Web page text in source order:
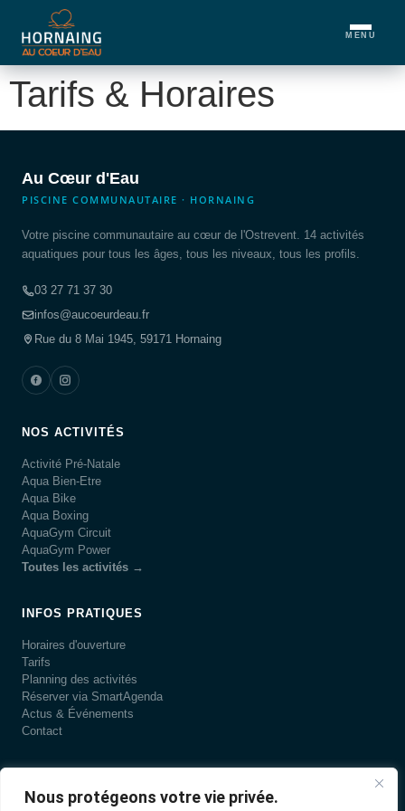
Nous protégeons votre vie privée.
MENU
Tarifs & Horaires
Au Cœur d'Eau
PISCINE COMMUNAUTAIRE · HORNAING
Votre piscine communautaire au cœur de l'Ostrevent. 14 activités
aquatiques pour tous les âges, tous les niveaux, tous les profils.
03 27 71 37 30
infos@aucoeurdeau.fr
Rue du 8 Mai 1945, 59171 Hornaing
NOS ACTIVITÉS
Activité Pré-Natale
Aqua Bien-Etre
Aqua Bike
Aqua Boxing
AquaGym Circuit
AquaGym Power
Toutes les activités →
INFOS PRATIQUES
Horaires d'ouverture
Tarifs
Planning des activités
Réserver via SmartAgenda
Actus & Événements
Contact